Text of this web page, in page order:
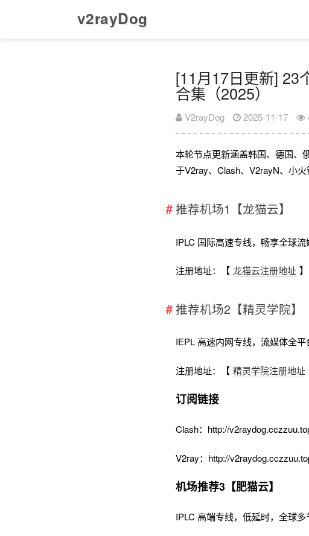
v2rayDog
[11月17日更新] 23
合集（2025）
V2rayDog 2025-11-17
本轮节点更新涵盖韩国、德国、
于V2ray、Clash、V2rayN、小
推荐机场1【龙猫云】
IPLC 国际高速专线，畅享全球
注册地址：【 龙猫云注册地址 】
推荐机场2【精灵学院】
IEPL 高速内网专线，流媒体全
注册地址：【 精灵学院注册地址
订阅链接
Clash：http://
V2ray：http://
机场推荐3【肥猫云】
IPLC 高端专线，低延时，全球